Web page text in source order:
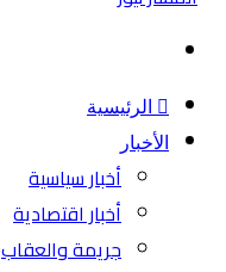
الرئيسية
الأخبار
أخبار سياسية
أخبار اقتصادية
جريمة والعقاب